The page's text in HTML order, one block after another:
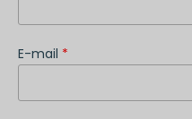
E-mail *